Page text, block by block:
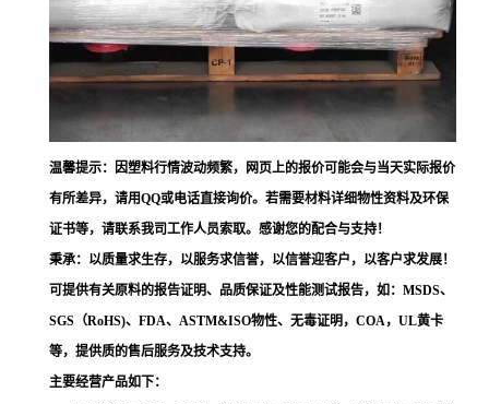
温馨提示：因塑料行情波动频繁，网页上的报价可能会与当天实际报价
有所差异，请用QQ或电话直接询价。若需要材料详细物性资料及环保
证书等，请联系我司工作人员索取。感谢您的配合与支持！
秉承：以质量求生存，以服务求信誉，以信誉迎客户，以客户求发展！
可提供有关原料的报告证明、品质保证及性能测试报告，如：MSDS、
SGS（RoHS)、FDA、ASTM&ISO物性、无毒证明，COA，UL黄卡
等，提供质的售后服务及技术支持。
主要经营产品如下：